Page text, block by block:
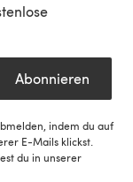
Abonnieren
indem du auf
E-Mails klickst.
du in unserer